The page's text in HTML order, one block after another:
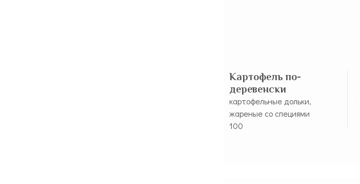
Картофель по-
деревенски
картофельные дольки,
жареные со специями
100